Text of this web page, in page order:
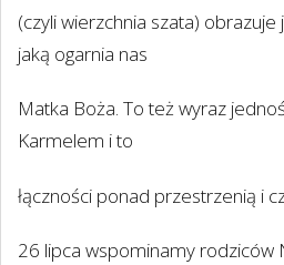
(czyli wierzchnia szata)
jaką ogarnia nas
Matka Boża. To też wyraz
Karmelem i to
łączności ponad przestrzenią i
26 lipca wspominamy rodziców